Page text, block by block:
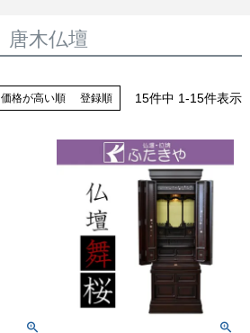
唐木仏壇
価格が高い順 登録順 15件中 1-15件表示